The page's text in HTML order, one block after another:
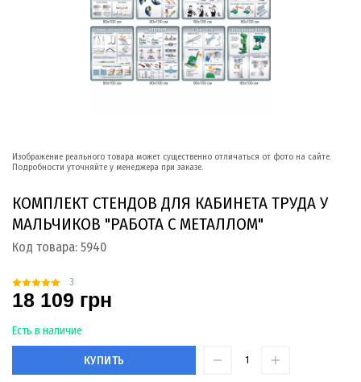
Изображение реального товара может существенно отличаться от фото на сайте.
Подробности уточняйте у менеджера при заказе.
КОМПЛЕКТ СТЕНДОВ ДЛЯ КАБИНЕТА ТРУДА У
МАЛЬЧИКОВ "РАБОТА С МЕТАЛЛОМ"
Код товара: 5940
3
18 109 грн
Есть в наличие
КУПИТЬ